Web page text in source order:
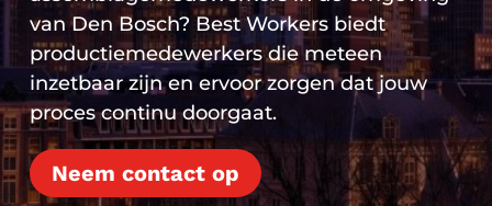
van Den Bosch? Best Workers biedt
productiemedewerkers die meteen
inzetbaar zijn en ervoor zorgen dat jouw
proces continu doorgaat.
Neem contact op